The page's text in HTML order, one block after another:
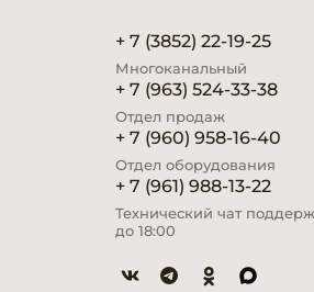
+ 7 (3852) 22-19-25
Многоканальный
+ 7 (963) 524-33-38
Отдел продаж
+ 7 (960) 958-16-40
Отдел оборудования
+ 7 (961) 988-13-22
Технический чат
до 18:00